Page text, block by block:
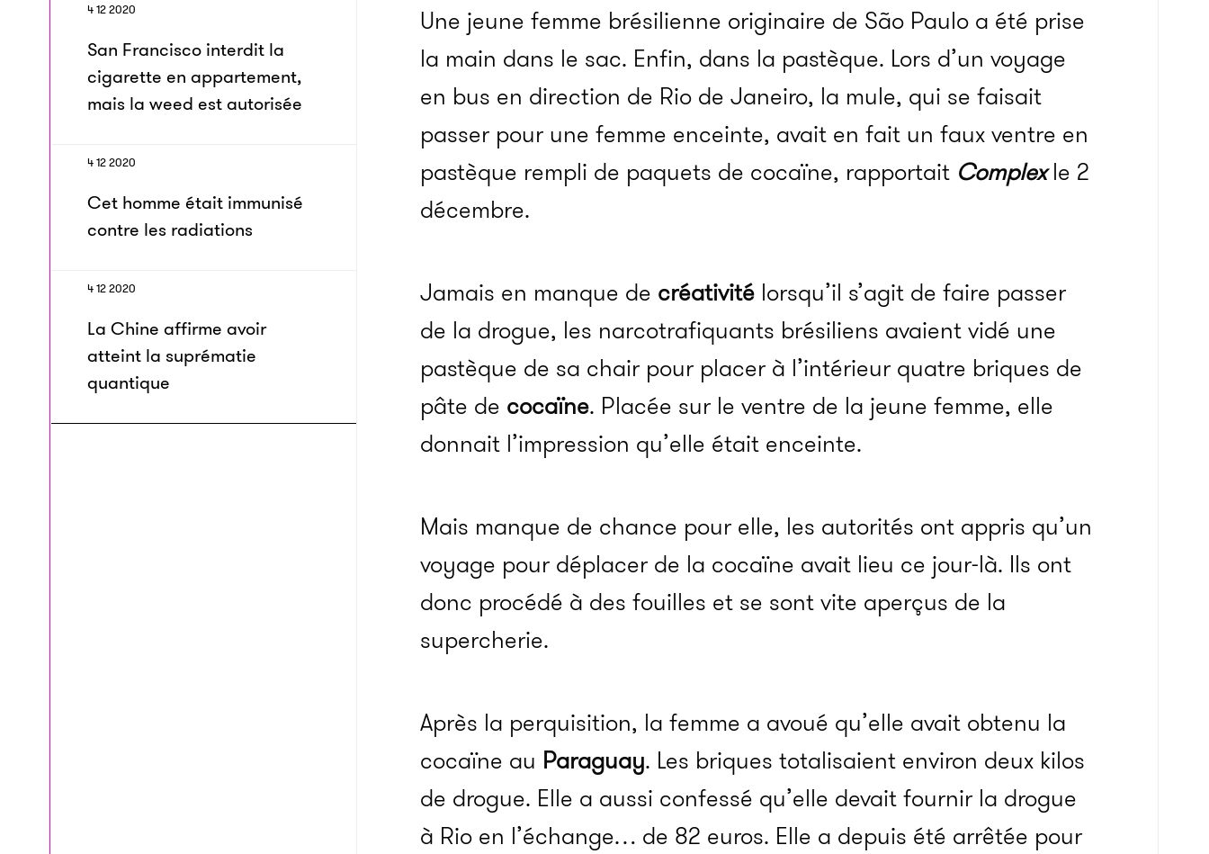
4 12 2020
San Francisco interdit la
cigarette en appartement,
mais la weed est autorisée
4 12 2020
Cet homme était immunisé
contre les radiations
4 12 2020
La Chine affirme avoir
atteint la suprématie
quantique
Une jeune femme brésilienne originaire de São Paulo a été prise
la main dans le sac. Enfin, dans la pastèque. Lors d’un voyage
en bus en direction de Rio de Janeiro, la mule, qui se faisait
passer pour une femme enceinte, avait en fait un faux ventre en
pastèque rempli de paquets de cocaïne, rapportait Complexle 2
décembre.
Jamais en manque de créativité lorsqu’il s’agit de faire passer
de la drogue, les narcotrafiquants brésiliens avaient vidé une
pastèque de sa chair pour placer à l’intérieur quatre briques de
pâte de cocaïne. Placée sur le ventre de la jeune femme, elle
donnait l’impression qu’elle était enceinte.
Mais manque de chance pour elle, les autorités ont appris qu’un
voyage pour déplacer de la cocaïne avait lieu ce jour-là. Ils ont
donc procédé à des fouilles et se sont vite aperçus de la
supercherie.
Après la perquisition, la femme a avoué qu’elle avait obtenu la
cocaïne au Paraguay. Les briques totalisaient environ deux kilos
de drogue. Elle a aussi confessé qu’elle devait fournir la drogue
à Rio en l’échange… de 82 euros. Elle a depuis été arrêtée pour